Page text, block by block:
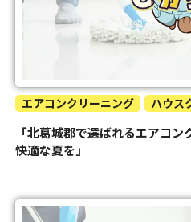
エアコンクリーニング ハウス
「北葛城郡で選ばれるエアコ
快適な夏を」